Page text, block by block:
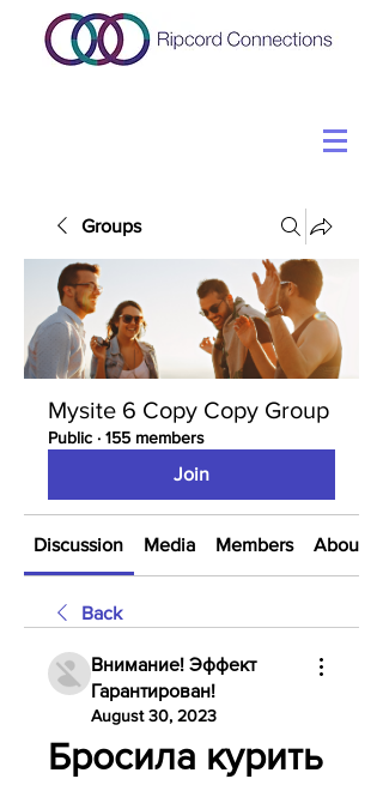
Groups
Mysite 6 Copy Copy Group
Public · 155 members
Join
Discussion Media Members About
Back
Внимание! Эффект
Гарантирован!
August 30, 2023
Бросила курить